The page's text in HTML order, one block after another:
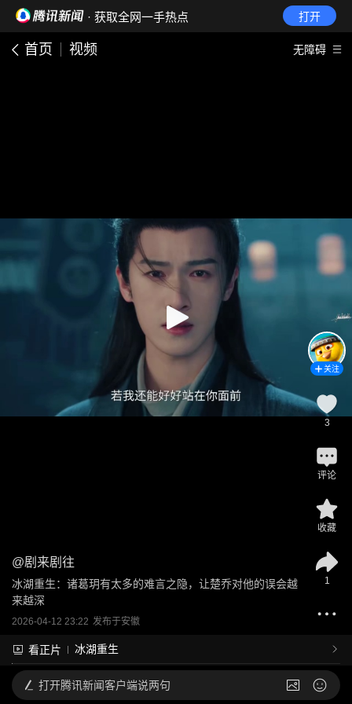
· 获取全网一手热点 打开
首页 视频 无障碍
@剧来剧往
冰湖重生：诸葛玥有太多的难言之隐，让楚乔对他的误会越
来越深
2026-04-12 23:22 发布于安徽
看正片 冰湖重生
关注
3
评论
收藏
1
打开腾讯新闻客户端说两句